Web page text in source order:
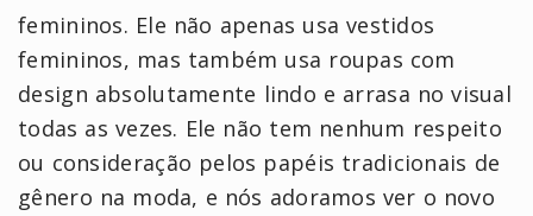
femininos. Ele não apenas usa vestidos
femininos, mas também usa roupas com
design absolutamente lindo e arrasa no visual
todas as vezes. Ele não tem nenhum respeito
ou consideração pelos papéis tradicionais de
gênero na moda, e nós adoramos ver o novo